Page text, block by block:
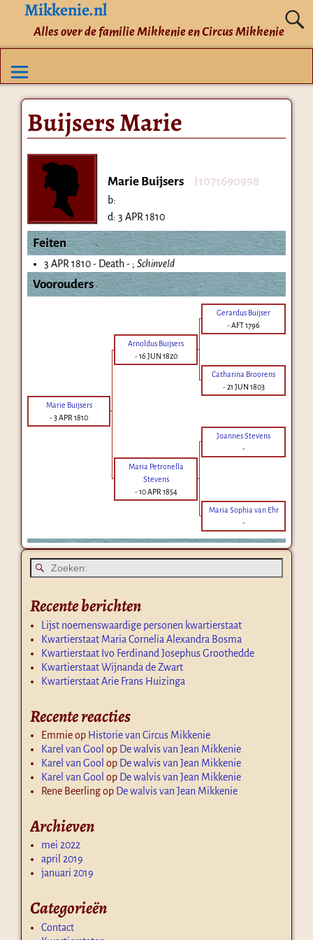
Mikkenie.nl
Alles over de familie Mikkenie en Circus Mikkenie
Buijsers Marie
Marie Buijsers I1071690998
b:
d: 3 APR 1810
Feiten
3 APR 1810 - Death - ; Schinveld
Voorouders
Gerardus Buijser
-AFT 1796
Arnoldus Buijsers
-16 JUN 1820
Catharina Broorens
-21 JUN 1803
Marie Buijsers
-3 APR 1810
Joannes Stevens
-
Maria Petronella
Stevens
-10 APR 1854
Maria Sophia van Ehr
-
Recente berichten
Lijst noemenswaardige personen kwartierstaat
Kwartierstaat Maria Cornelia Alexandra Bosma
Kwartierstaat Ivo Ferdinand Josephus Groothedde
Kwartierstaat Wijnanda de Zwart
Kwartierstaat Arie Frans Huizinga
Recente reacties
Emmieop Historie van Circus Mikkenie
Karel van Gool op De walvis van Jean Mikkenie
Karel van Gool op De walvis van Jean Mikkenie
Karel van Gool op De walvis van Jean Mikkenie
Rene Beerlingop De walvis van Jean Mikkenie
Archieven
mei 2022
april 2019
januari 2019
Categorieën
Contact